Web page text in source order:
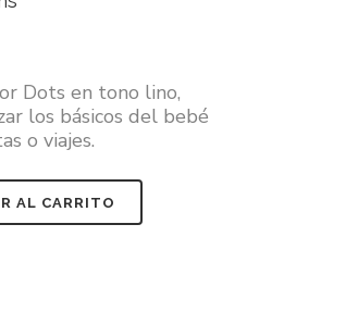
Dots en tono lino,
los básicos del bebé
o viajes.
AL CARRITO